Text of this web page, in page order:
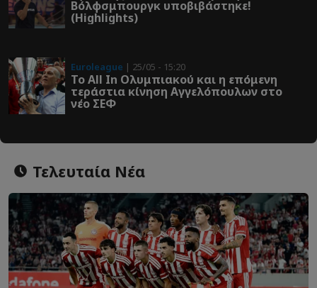
Βόλφσμπουργκ υποβιβάστηκε!
(Highlights)
Euroleague | 25/05 - 15:20
Το All In Ολυμπιακού και η επόμενη
τεράστια κίνηση Αγγελόπουλων στο
νέο ΣΕΦ
Τελευταία Νέα